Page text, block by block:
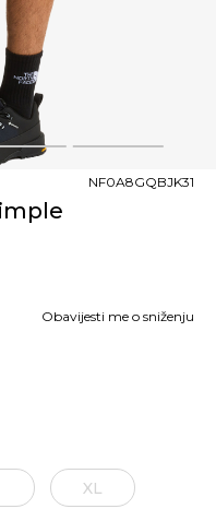
3 4
NF0A8GQBJK31
Obavijesti me o sniženju
XL